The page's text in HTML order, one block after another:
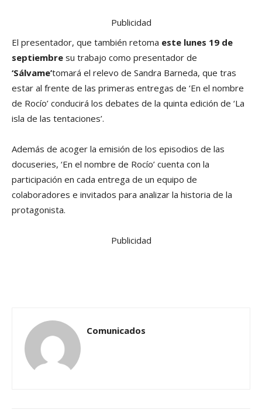
Publicidad
El presentador, que también retoma este lunes 19 de
septiembre su trabajo como presentador de
‘Sálvame’tomará el relevo de Sandra Barneda, que tras
estar al frente de las primeras entregas de ‘En el nombre
de Rocío’ conducirá los debates de la quinta edición de ‘La
isla de las tentaciones’.
Además de acoger la emisión de los episodios de las
docuseries, ‘En el nombre de Rocío’ cuenta con la
participación en cada entrega de un equipo de
colaboradores e invitados para analizar la historia de la
protagonista.
Publicidad
Comunicados